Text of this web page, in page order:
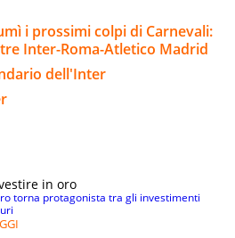
i prossimi colpi di Carnevali:
Inter-Roma-Atletico Madrid
dell'Inter
in oro
torna protagonista tra gli investimenti